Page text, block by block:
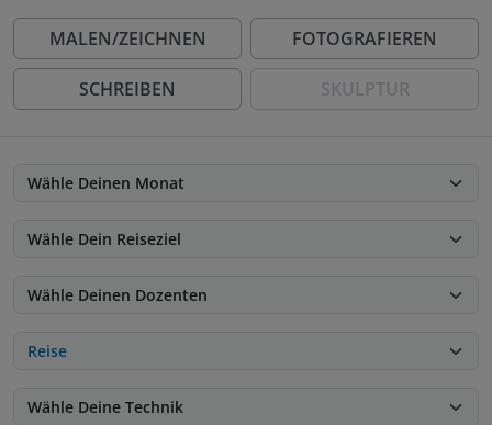
MALEN/ZEICHNEN FOTOGRAFIEREN
SCHREIBEN SKULPTUR